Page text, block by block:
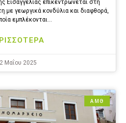
Εισαγγελίας επικεντρώνεται στη
με γεωργικά κονδύλια και διαφθορά,
εμπλέκονται…
Μαΐου 2025
ΑΜΘ